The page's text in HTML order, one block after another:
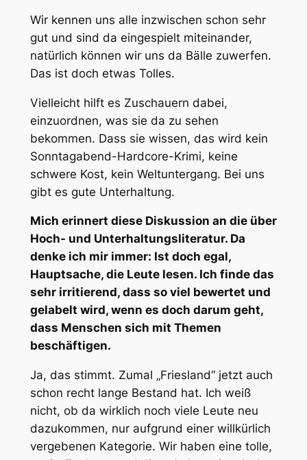
Wir kennen uns alle inzwischen schon sehr
gut und sind da eingespielt miteinander,
natürlich können wir uns da Bälle zuwerfen.
Das ist doch etwas Tolles.
Vielleicht hilft es Zuschauern dabei,
einzuordnen, was sie da zu sehen
bekommen. Dass sie wissen, das wird kein
Sonntagabend-Hardcore-Krimi, keine
schwere Kost, kein Weltuntergang. Bei uns
gibt es gute Unterhaltung.
Mich erinnert diese Diskussion an die über
Hoch- und Unterhaltungsliteratur. Da
denke ich mir immer: Ist doch egal,
Hauptsache, die Leute lesen. Ich finde das
sehr irritierend, dass so viel bewertet und
gelabelt wird, wenn es doch darum geht,
dass Menschen sich mit Themen
beschäftigen.
Ja, das stimmt. Zumal „Friesland“ jetzt auch
schon recht lange Bestand hat. Ich weiß
nicht, ob da wirklich noch viele Leute neu
dazukommen, nur aufgrund einer willkürlich
vergebenen Kategorie. Wir haben eine tolle,